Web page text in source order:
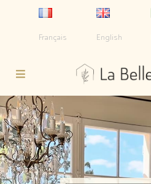
Français English